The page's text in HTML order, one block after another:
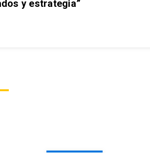
y estrategia”